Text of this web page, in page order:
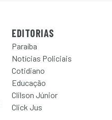
EDITORIAS
Paraíba
Notícias Policiais
Cotidiano
Educação
Clilson Júnior
Click Jus